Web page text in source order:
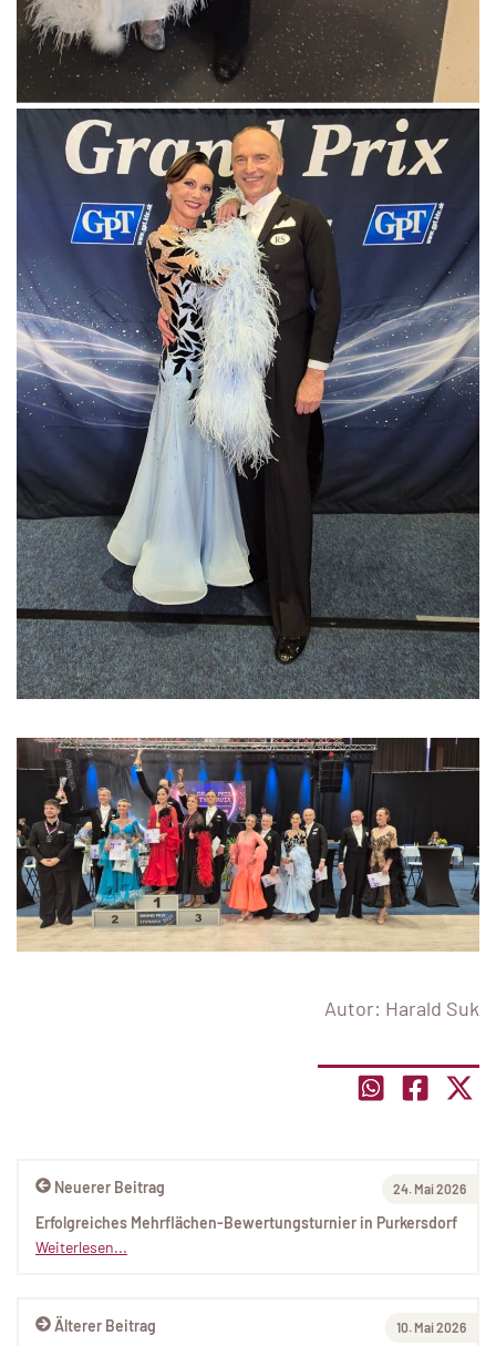
Autor: Harald Suk
Älterer Beitrag 10. Mai 2026
Neuerer Beitrag 24. Mai 2026
Erfolgreiches Mehrflächen-Bewertungsturnier in Purkersdorf
Weiterlesen...